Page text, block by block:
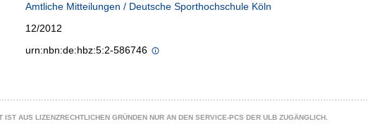
Amtliche Mitteilungen / Deutsche Sporthochschule Köln
12/2012
urn:nbn:de:hbz:5:2-586746
IST AUS LIZENZRECHTLICHEN GRÜNDEN NUR AN DEN SERVICE-PCS DER ULB ZUGÄNGLICH.